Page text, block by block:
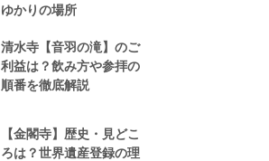
ゆかりの場所
清水寺【音羽の滝】のご
利益は？飲み方や参拝の
順番を徹底解説
【金閣寺】歴史・見どこ
ろは？世界遺産登録の理